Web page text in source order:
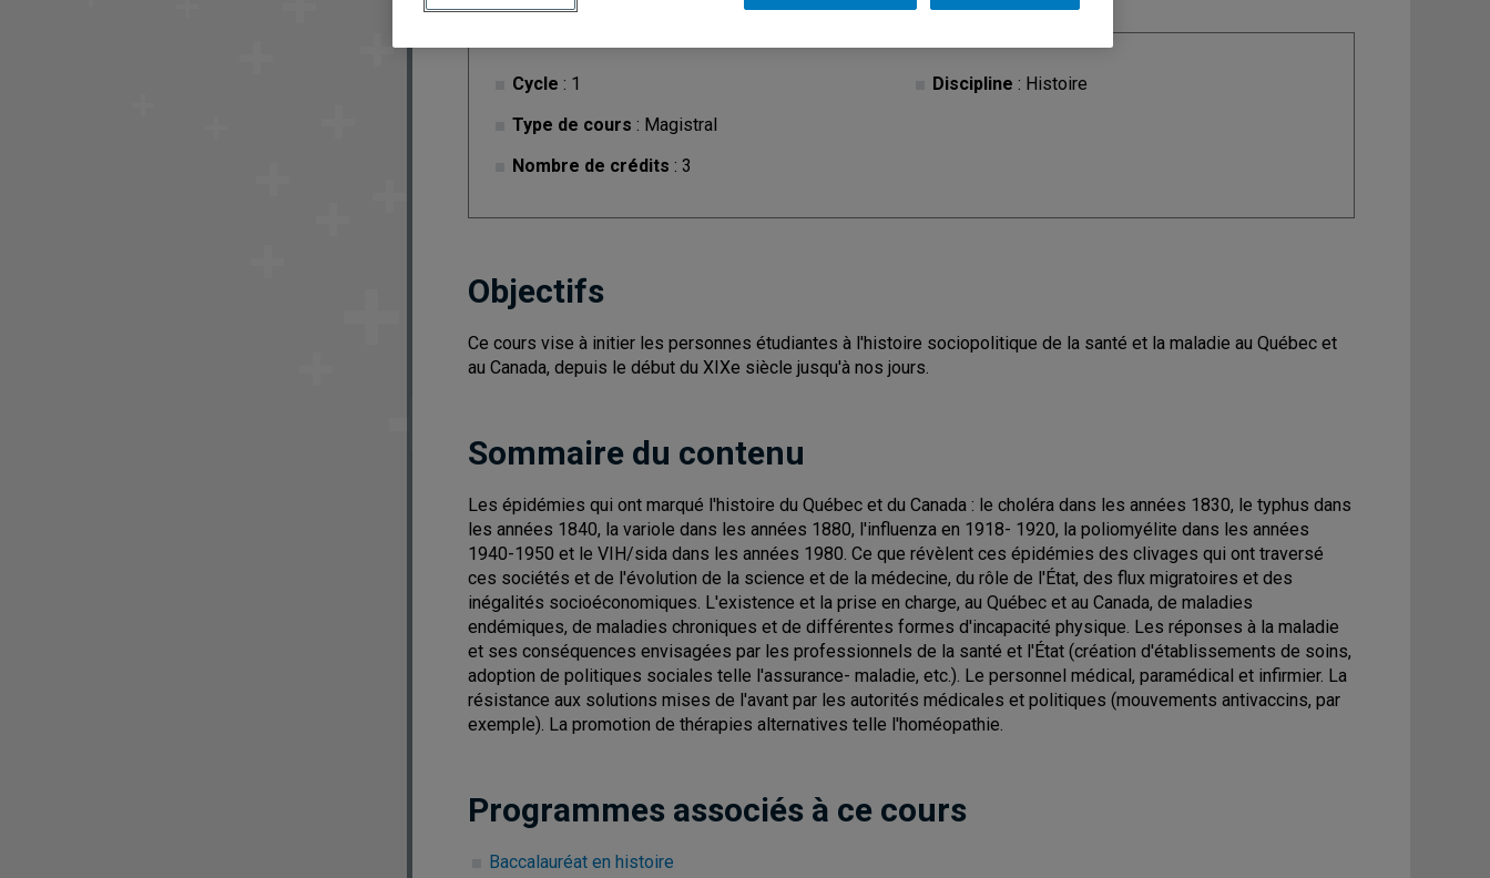
Cycle : 1
Type de cours : Magistral
Nombre de crédits : 3
Discipline : Histoire
Objectifs
Ce cours vise à initier les personnes étudiantes à l'histoire sociopolitique de la santé et la maladie au Québec et
au Canada, depuis le début du XIXe siècle jusqu'à nos jours.
Sommaire du contenu
Les épidémies qui ont marqué l'histoire du Québec et du Canada : le choléra dans les années 1830, le typhus dans
les années 1840, la variole dans les années 1880, l'influenza en 1918- 1920, la poliomyélite dans les années
1940-1950 et le VIH/sida dans les années 1980. Ce que révèlent ces épidémies des clivages qui ont traversé
ces sociétés et de l'évolution de la science et de la médecine, du rôle de l'État, des flux migratoires et des
inégalités socioéconomiques. L'existence et la prise en charge, au Québec et au Canada, de maladies
endémiques, de maladies chroniques et de différentes formes d'incapacité physique. Les réponses à la maladie
et ses conséquences envisagées par les professionnels de la santé et l'État (création d'établissements de soins,
adoption de politiques sociales telle l'assurance- maladie, etc.). Le personnel médical, paramédical et infirmier. La
résistance aux solutions mises de l'avant par les autorités médicales et politiques (mouvements antivaccins, par
exemple). La promotion de thérapies alternatives telle l'homéopathie.
Programmes associés à ce cours
Baccalauréat en histoire